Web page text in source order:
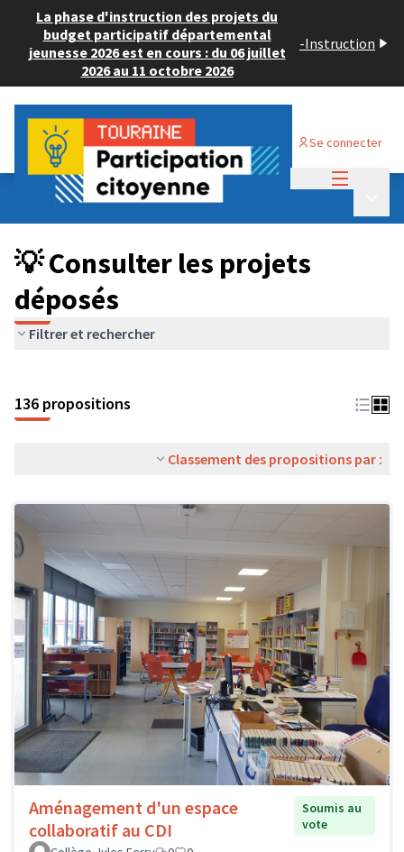
La phase d'instruction des projets du
budget participatif départemental
jeunesse 2026 est en cours : du 06 juillet
2026 au 11 octobre 2026
-Instruction
Se connecter
Budget Participatif JEUNESSE 2024
💡 Consulter les projets déposés
💡 Consulter les projets
déposés
Filtrer et rechercher
136 propositions
Classement des propositions par :
Aménagement d'un espace
collaboratif au CDI
Soumis au
vote